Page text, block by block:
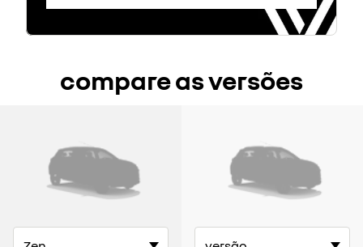
compare as versões